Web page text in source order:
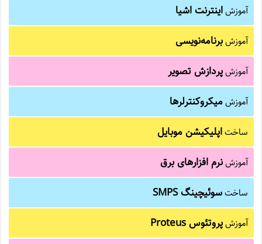
آموزشاینترنت اشیا
آموزشبرنامه‌نویسی
آموزشپردازش تصویر
آموزشمیکروکنترلرها
ساختاپلیکیشن موبایل
آموزشنرم افزارهای برق
ساختسوئیچینگ SMPS
آموزشپروتئوس Proteus